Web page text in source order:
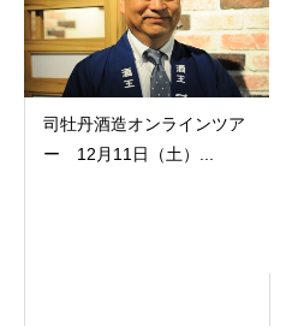
司牡丹酒造オンラインツア
ー 12月11日（土）...